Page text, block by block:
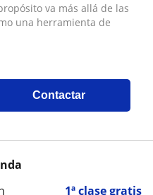
va más allá de las
una herramienta de
Contactar
1ª clase gratis